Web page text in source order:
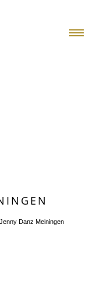
Jenny Danz Meiningen